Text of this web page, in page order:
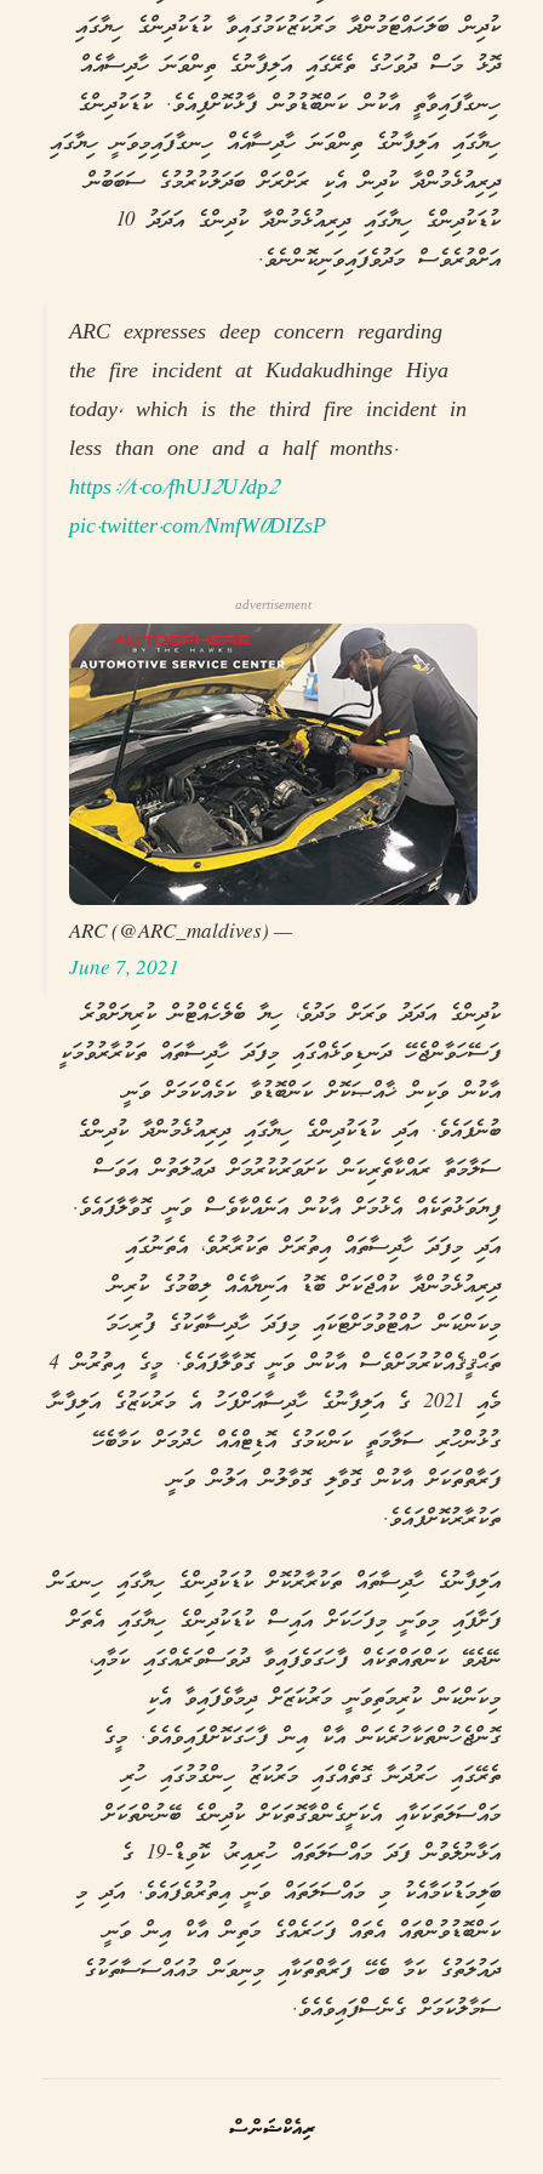
ކުދިން ބަލަހައްޓަމުންދާ މަރުކަޒުކަމުގައިވާ ކުޑަކުދިންގެ ހިޔާގައި
ދޮޅު މަސް ދުވަހުގެ ތެރޭގައި އަލިފާނުގެ ތިންވަނަ ހާދިސާއެއް
ހިނގާފައިވާތީ އާކުން ކަންބޮޑުވުން ފާޅުކޮށްފިއެވެ. ކުޑަކުދިންގެ
ހިޔާގައި އަލިފާނުގެ ތިންވަނަ ހާދިސާއެއް ހިނގާފައިމިވަނީ ހިޔާގައި
ދިރިއުޅެމުންދާ ކުދިން އެކި ރަށްރަށް ބަދަލުކުރުމުގެ ސަބަބުން
ކުޑަކުދިންގެ ހިޔާގައި ދިރިއުޅެމުންދާ ކުދިންގެ އަދަދު 10
އަށްވުރެވެސް މަދުވެފައިވަނިކޮންނެވެ.
ARC expresses deep concern regarding
the fire incident at Kudakudhinge Hiya
today, which is the third fire incident in
less than one and a half months.
https://t.co/fhUJ2U1dp2
pic.twitter.com/NmfW0DIZsP
advertisement
— ARC (@ARC_maldives)
June 7, 2021
ކުދިންގެ އަދަދު ވަރަށް މަދުވެ، ހިޔާ ބެލެހެއްޓުން ކުރިޔަށްވުރެ
ފަސޭހަވާންޖެހޭ ދަނޑިވަޅެއްގައި މިފަދަ ހާދިސާތައް ތަކުރާރުވުމަކީ
އާކުން ވަކިން ޚާއްޞަކޮށް ކަންބޮޑުވާ ކަމެއްކަމަށް ވަނީ
ބުނެފައެވެ. އަދި ކުޑަކުދިންގެ ހިޔާގައި ދިރިއުޅެމުންދާ ކުދިންގެ
ސަލާމަތާ ރައްކާތެރިކަން ކަށަވަރުކުރުމަށް ދަޢުލަތުން އަވަސް
ފިޔަވަޅުތަކެއް އެޅުމަށް އާކުން އަނެއްކާވެސް ވަނީ ގޮވާލާފައެވެ.
އަދި މިފަދަ ހާދިސާތައް އިތުރަށް ތަކުރާރުވެ، އެތަނުގައި
ދިރިއުޅެމުންދާ ކުއްޖަކަށް ބޮޑު އަނިޔާއެއް ލިބުމުގެ ކުރިން
މިކަންކަން ހުއްޓުވުމަށްޓަކައި މިފަދަ ހާދިސާތަކުގެ ފުރިހަމަ
ތަޙްޤީޤެއްކުރުމަށްވެސް އާކުން ވަނީ ގޮވާލާފައެވެ. މީގެ އިތުރުން 4
މެއި 2021 ގެ އަލިފާނުގެ ހާދިސާއަށްފަހު އެ މަރުކަޒުގެ އަލިފާނާ
ގުޅުންހުރި ސަލާމަތީ ކަންކަމުގެ އޮޑިޓްއެއް ހެދުމަށް ކަމާބެހޭ
ފަރާތްތަކަށް އާކުން ގޮވާލި ގޮވާލުން އަލުން ވަނީ
ތަކުރާރުކޮށްފައެވެ.
އަލިފާނުގެ ހާދިސާތައް ތަކުރާރުކޮށް ކުޑަކުދިންގެ ހިޔާގައި ހިނގަން
ފަށާފައި މިވަނީ މިފަހަކަށް އައިސް ކުޑަކުދިންގެ ހިޔާގައި އެތަށް
ނޭދެވޭ ކަންތައްތަކެއް ފާހަގަވެފައިވާ ދުވަސްވަރެއްގައި ކަމާއި،
މިކަންކަން ކުރިމަތިވަނީ މަރުކަޒަށް ދިމާވެފައިވާ އެކި
ގޮންޖެހުންތަކާހުރެކަން އާކް އިން ފާހަގަކޮށްފައިވެއެވެ. މީގެ
ތެރޭގައި ހަރުދަނާ ގޮތެއްގައި މަރުކަޒު ހިންގުމުގައި ހުރި
މައްސަލަތަކަކާއި އެކަށީގެންވާގޮތަކަށް ކުދިންގެ ބޭނުންތަކަށް
އަޅާނުލެވުން ފަދަ މައްސަލަތައް ހުރިއިރު، ކޮވިޑް-19 ގެ
ބަލިމަޑުކަމާއެކު މި މައްސަލަތައް ވަނީ އިތުރުވެފައެވެ. އަދި މި
ކަންބޮޑުވުންތައް އެތައް ފަހަރެއްގެ މަތިން އާކް އިން ވަނީ
ދައުލަތުގެ ކަމާ ބެހޭ ފަރާތްތަކާއި މިނިވަން މުއައްސަސާތަކުގެ
ސަމާލުކަމަށް ގެނެސްފައިވެއެވެ.
ރިއެކްޝަންސް